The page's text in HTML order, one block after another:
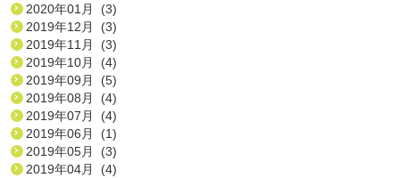
2020年01月 (3)
2019年12月 (3)
2019年11月 (3)
2019年10月 (4)
2019年09月 (5)
2019年08月 (4)
2019年07月 (4)
2019年06月 (1)
2019年05月 (3)
2019年04月 (4)